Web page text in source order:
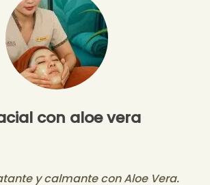
con aloe vera
y calmante con Aloe Vera.